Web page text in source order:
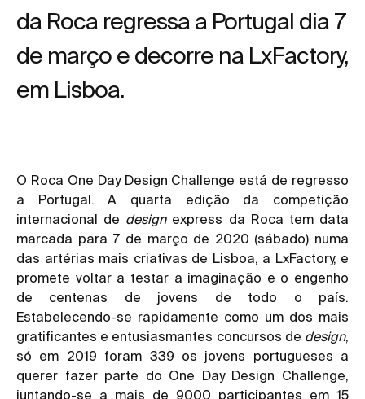
da Roca regressa a Portugal dia 7
de março e decorre na LxFactory,
em Lisboa.
O Roca One Day Design Challenge está de regresso
a Portugal. A quarta edição da competição
internacional de designexpress da Roca tem data
marcada para 7 de março de 2020 (sábado) numa
das artérias mais criativas de Lisboa, a LxFactory, e
promete voltar a testar a imaginação e o engenho
de centenas de jovens de todo o país.
Estabelecendo-se rapidamente como um dos mais
gratificantes e entusiasmantes concursos de design,
só em 2019 foram 339 os jovens portugueses a
querer fazer parte do One Day Design Challenge,
juntando-se a mais de 9000 participantes em 15